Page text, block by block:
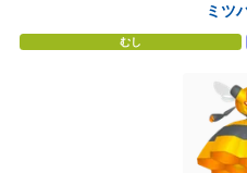
ミツ
むし